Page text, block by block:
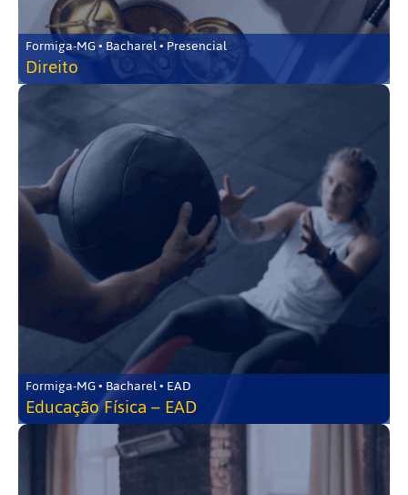
Formiga-MG • Bacharel • Presencial
Direito
Formiga-MG • Bacharel • EAD
Educação Física – EAD